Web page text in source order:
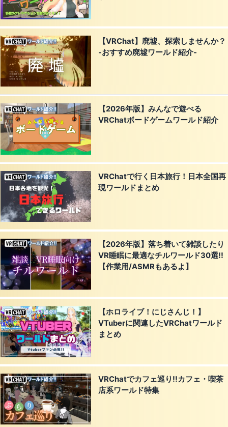
【VRChat】廃墟、探索しませんか？
-おすすめ廃墟ワールド紹介-
【2026年版】みんなで遊べる
VRChatボードゲームワールド紹介
VRChatで行く日本旅行！日本全国再
現ワールドまとめ
【2026年版】落ち着いて雑談したり
VR睡眠に最適なチルワールド30選!!
【作業用/ASMRもあるよ】
【ホロライブ！にじさんじ！】
VTuberに関連したVRChatワールド
まとめ
VRChatでカフェ巡り!!カフェ・喫茶
店系ワールド特集